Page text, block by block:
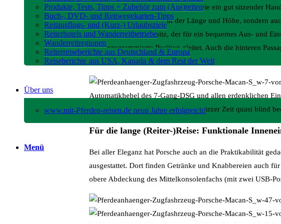
Produkte, Tests, Tipps + Zubehör zum (Aus)reiten
Buch-, DVD- und Reitwegekarten-Tipps
Reitausflugs- und (Kurz-) Urlaubsziele
Reiterhotels und Wanderreitbetriebe
Wanderreitregionen
Reiterreiseberichte aus Deutschland & Europa
Reiseberichte aus USA, Kanada & dem Rest der Welt
Über uns
www.mit-Pferden-reisen.de neun Jahre erfolgreich!
Menü
Die Sitzschale umfängt den Fahrer wie ein gut sitzender
fach elektrisch nicht nur in der Länge und Höhe, sondern
wir den sog. Komfortsitz, der für ein bequemes Aus- und
Fahrt programmierte Position gleitet. Auch die hinteren
Klimatisierung und USB-Anschlüssen.
Automatikhebel des 7-Gang-DSG und allen erdenklichen
traditionelle Knöpfe, die man nach kurzer Zeit quasi blind
Für die lange (Reiter-)Reise: Funktionale
Bei aller Eleganz hat Porsche auch an die Praktikabilität
ausgestattet. Dort finden Getränke und Knabbereien auch
obere Abdeckung des Mittelkonsolenfachs (mit zwei USB-